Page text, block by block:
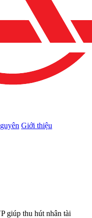
Giới thiệu
giúp thu hút nhân tài